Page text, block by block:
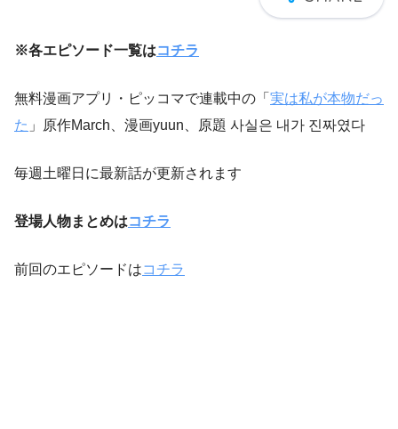
※各エピソード一覧はコチラ
無料漫画アプリ・ピッコマで連載中の「 実は私が本物だっ
た 」原作March、漫画yuun、原題 사실은 내가 진짜였다
毎週土曜日に最新話が更新されます
登場人物まとめはコチラ
前回のエピソードはコチラ